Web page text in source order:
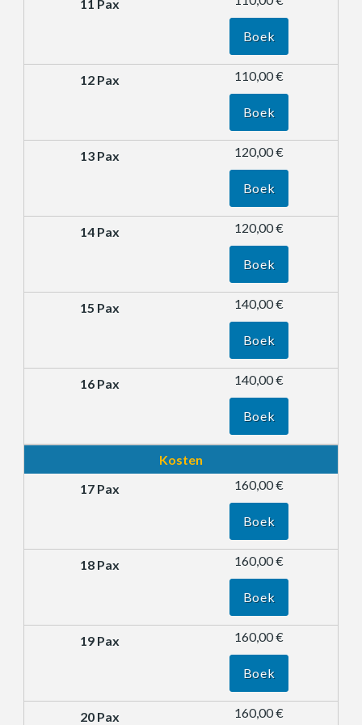
Boek
110,00 €
Boek
120,00 €
Boek
120,00 €
Boek
140,00 €
Boek
140,00 €
Boek
Kosten
160,00 €
Boek
160,00 €
Boek
160,00 €
Boek
160,00 €